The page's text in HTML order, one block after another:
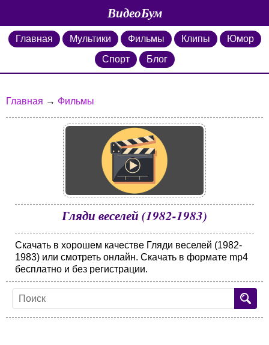
ВидеоБум
Главная Мультики Фильмы Клипы
Юмор
Спорт
Блог
Главная → Фильмы
Гляди веселей (1982-1983)
Скачать в хорошем качестве Гляди веселей (1982-
1983) или смотреть онлайн. Скачать в формате mp4
бесплатно и без регистрации.